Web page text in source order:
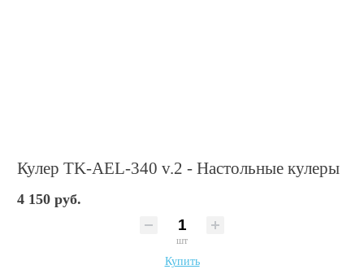
Кулер TK-AEL-340 v.2 - Настольные кулеры
4 150 руб.
шт
Купить